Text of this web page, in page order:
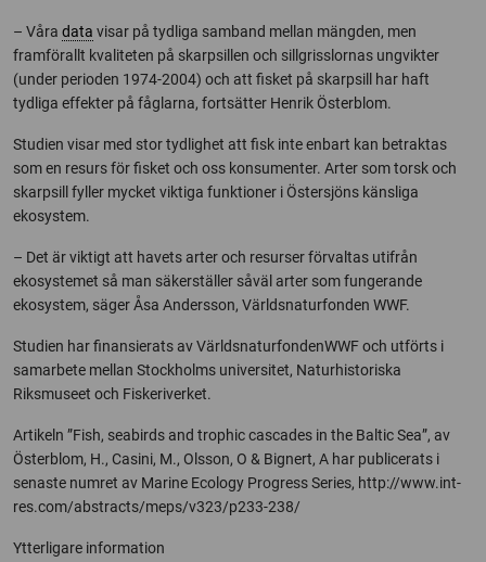
– Våra data visar på tydliga samband mellan mängden, men
framförallt kvaliteten på skarpsillen och sillgrisslornas ungvikter
(under perioden 1974-2004) och att fisket på skarpsill har haft
tydliga effekter på fåglarna, fortsätter Henrik Österblom.
Studien visar med stor tydlighet att fisk inte enbart kan betraktas
som en resurs för fisket och oss konsumenter. Arter som torsk och
skarpsill fyller mycket viktiga funktioner i Östersjöns känsliga
ekosystem.
– Det är viktigt att havets arter och resurser förvaltas utifrån
ekosystemet så man säkerställer såväl arter som fungerande
ekosystem, säger Åsa Andersson, Världsnaturfonden WWF.
Studien har finansierats av VärldsnaturfondenWWF och utförts i
samarbete mellan Stockholms universitet, Naturhistoriska
Riksmuseet och Fiskeriverket.
Artikeln ”Fish, seabirds and trophic cascades in the Baltic Sea”, av
Österblom, H., Casini, M., Olsson, O & Bignert, A har publicerats i
senaste numret av Marine Ecology Progress Series, http://www.int-
res.com/abstracts/meps/v323/p233-238/
Ytterligare information